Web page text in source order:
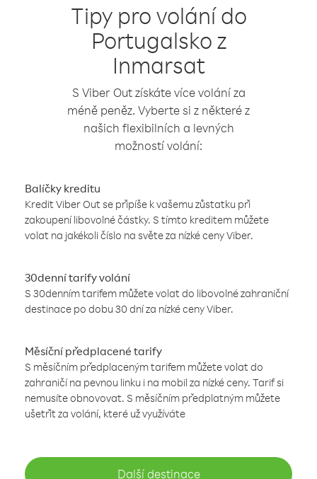
Tipy pro volání do
Portugalsko z
Inmarsat
S Viber Out získáte více volání za
méně peněz. Vyberte si z některé z
našich flexibilních a levných
možností volání:
Balíčky kreditu
Kredit Viber Out se připíše k vašemu zůstatku při
zakoupení libovolné částky. S tímto kreditem můžete
volat na jakékoli číslo na světe za nízké ceny Viber.
30denní tarify volání
S 30denním tarifem můžete volat do libovolné zahraniční
destinace po dobu 30 dní za nízké ceny Viber.
Měsíční předplacené tarify
S měsíčním předplaceným tarifem můžete volat do
zahraničí na pevnou linku i na mobil za nízké ceny. Tarif si
nemusíte obnovovat. S měsíčním předplatným můžete
ušetřit za volání, které už využíváte
Další destinace